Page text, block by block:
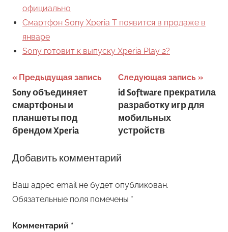
официально
Смартфон Sony Xperia T появится в продаже в
январе
Sony готовит к выпуску Xperia Play 2?
Навигация
по
записям
Предыдущая запись
Sony объединяет
смартфоны и
планшеты под
брендом Xperia
Следующая запись
id Software прекратила
разработку игр для
мобильных
устройств
Добавить комментарий
Ваш адрес email не будет опубликован.
Обязательные поля помечены *
Комментарий *